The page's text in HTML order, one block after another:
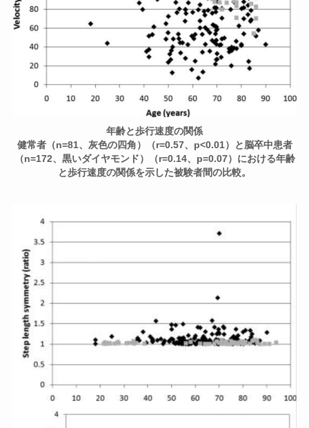
年齢と歩行速度の関係
健常者（n=81、灰色の四角）（r=0.57、p<0.01）と脳卒中患者
（n=172、黒いダイヤモンド）（r=0.14、p=0.07）における年齢
と歩行速度の関係を示した被験者間の比較。